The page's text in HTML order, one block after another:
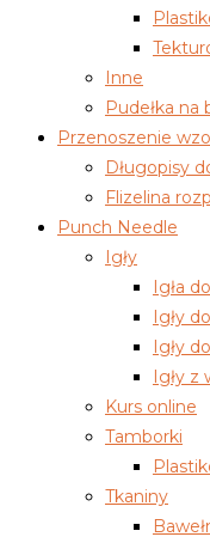
Inne
Pudełka na
Przenoszenie
Długopisy
Flizelina
Punch Needle
Igły
Igła
Igły
Igły
Igły z
Kurs online
Tamborki
Tkaniny